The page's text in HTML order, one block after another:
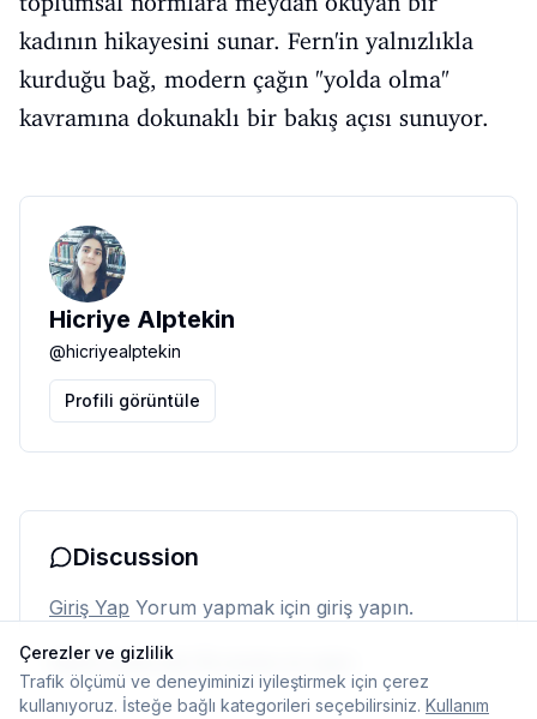
kadının hikayesini sunar. Fern'in yalnızlıkla
kurduğu bağ, modern çağın "yolda olma"
kavramına dokunaklı bir bakış açısı sunuyor.
Hicriye Alptekin
@hicriyealptekin
Profili görüntüle
Discussion
Giriş Yap Yorum yapmak için giriş yapın.
Henüz yorum yok. İlk yorumu siz yapın.
Çerezler ve gizlilik
Trafik ölçümü ve deneyiminizi iyileştirmek için çerez
kullanıyoruz. İsteğe bağlı kategorileri seçebilirsiniz. Kullanım